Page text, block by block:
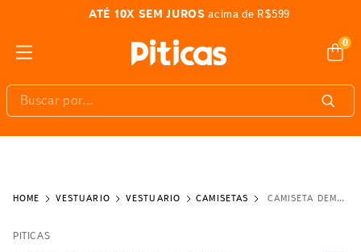
ATÉ 10X SEM JUROS acima de R$599
0
Buscar por...
VESTUÁRIO VESTUÁRIO CAMISETAS CAMISETA DEMON SLAYER QUARTETO
PITICAS